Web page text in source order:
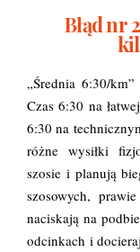
Błąd nr
„Średnia 6:30/
Czas 6:30 na
6:30 na
różne wysiłki
szosie i planują
szosowych,
naciskają na
odcinkach i